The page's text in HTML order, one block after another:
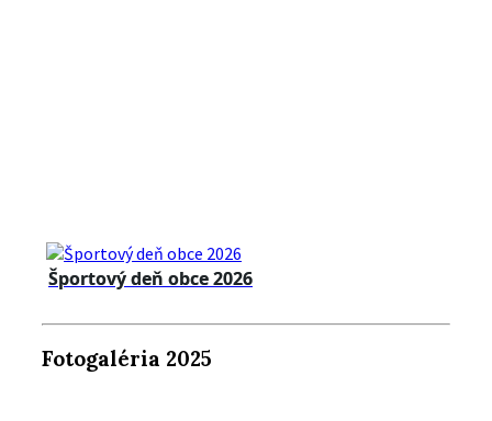
Športový deň obce 2026
Fotogaléria 2025